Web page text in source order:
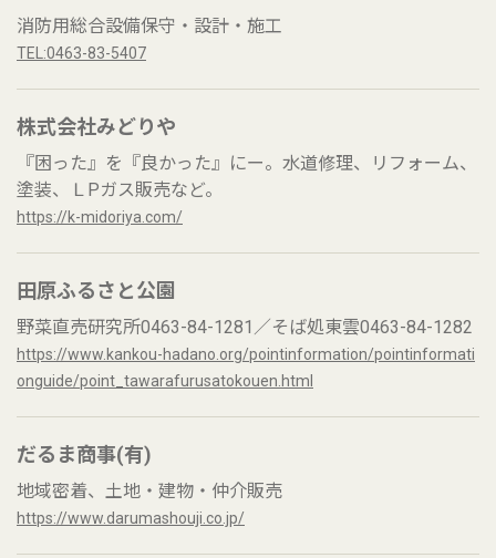
消防用総合設備保守・設計・施工
TEL:0463-83-5407
株式会社みどりや
『困った』を『良かった』にー。水道修理、リフォーム、
塗装、ＬPガス販売など。
https://k-midoriya.com/
田原ふるさと公園
野菜直売研究所0463-84-1281／そば処東雲0463-84-1282
https://www.kankou-hadano.org/pointinformation/pointinformati
onguide/point_tawarafurusatokouen.html
だるま商事(有)
地域密着、土地・建物・仲介販売
https://www.darumashouji.co.jp/